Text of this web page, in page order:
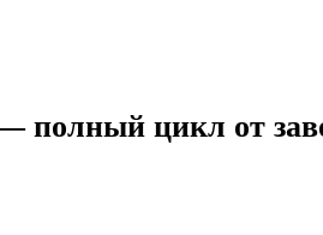
— полный цикл от